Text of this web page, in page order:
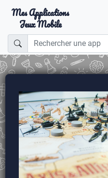
Mes Applications
Jeux Mobile